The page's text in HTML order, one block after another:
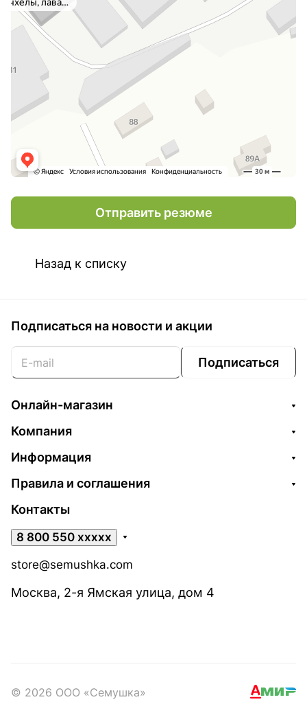
Отправить резюме
Назад к списку
Подписаться на новости и акции
Подписаться
Онлайн-магазин
Компания
Информация
Правила и соглашения
Контакты
8 800 550 xxxxx
store@semushka.com
Москва, 2-я Ямская улица, дом 4
© 2026 ООО «Семушка»